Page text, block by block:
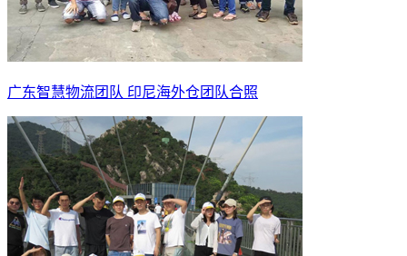
广东智慧物流团队 印尼海外仓团队合照